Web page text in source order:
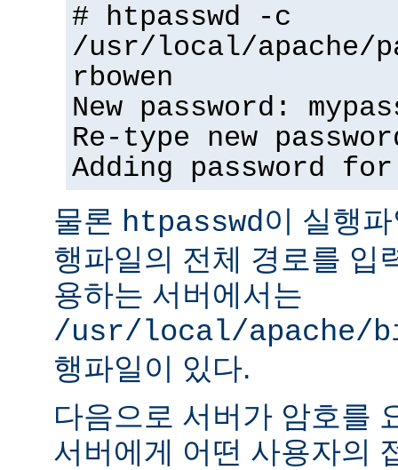
# htpasswd -c
/usr/local/apache/
rbowen
New password:
Re-type new
Adding password
물론 htpasswd이 실행
행파일의 전체 경로를 입
용하는 서버에서는
/usr/local/apache/
행파일이 있다.
다음으로 서버가 암호를
서버에게 어떤 사용자의